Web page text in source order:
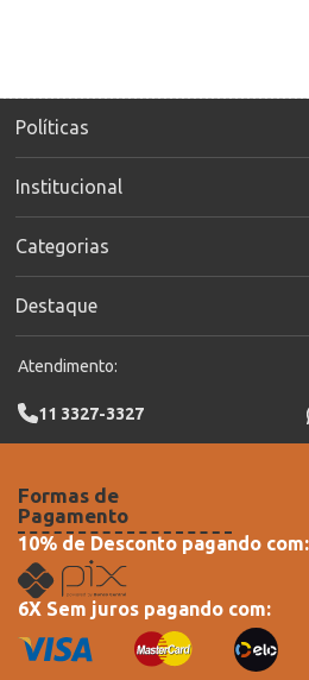
Políticas
Institucional
Categorias
Destaque
Atendimento:
11 3327-3327
Formas de
Pagamento
10% de Desconto pagando com:
6X Sem juros pagando com: